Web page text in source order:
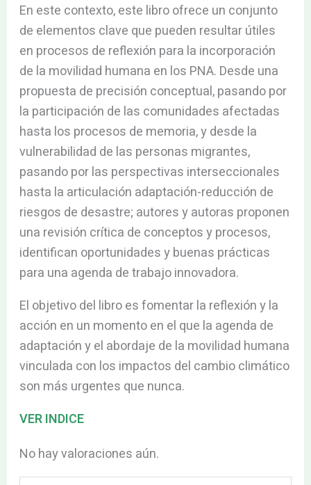
En este contexto, este libro ofrece un conjunto
de elementos clave que pueden resultar útiles
en procesos de reflexión para la incorporación
de la movilidad humana en los PNA. Desde una
propuesta de precisión conceptual, pasando por
la participación de las comunidades afectadas
hasta los procesos de memoria, y desde la
vulnerabilidad de las personas migrantes,
pasando por las perspectivas interseccionales
hasta la articulación adaptación-reducción de
riesgos de desastre; autores y autoras proponen
una revisión crítica de conceptos y procesos,
identifican oportunidades y buenas prácticas
para una agenda de trabajo innovadora.
El objetivo del libro es fomentar la reflexión y la
acción en un momento en el que la agenda de
adaptación y el abordaje de la movilidad humana
vinculada con los impactos del cambio climático
son más urgentes que nunca.
VER INDICE
No hay valoraciones aún.